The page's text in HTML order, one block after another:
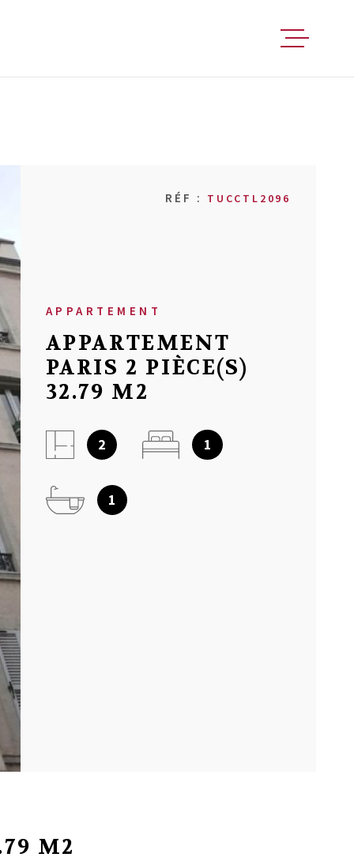
VENDRE
NOTRE
RÉF : TUCCTL2096
APPARTEMENT
APPARTEMENT
PARIS 2 PIÈCE(S)
32.79 M2
2 1
1
M2